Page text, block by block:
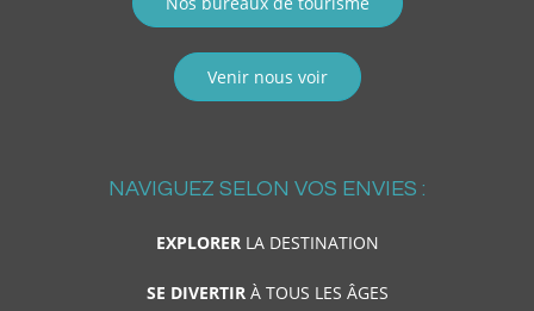
Venir nous voir
NAVIGUEZ SELON VOS ENVIES :
EXPLORERLA DESTINATION
SE DIVERTIRÀ TOUS LES ÂGES